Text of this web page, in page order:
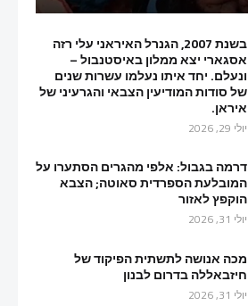
בשנת 2007, הגנרל האיראני עלי רזה
אסגארי יצא ממלון באיסטנבול –
ונעלם. יחד איתו נעלמו עשרות שנים
של סודות המודיעין הצבאי והגרעיני של
איראן.
יולי 29, 2026
דרמה בגבול: אלפי מהגרים הסתערו על
המובלעת הספרדית סאוטה; הצבא
הוקפץ לאזור
יולי 31, 2026
מכה אנושה לתשתית הפיקוד של
חיזבאללה בדרום לבנון
יולי 31, 2026